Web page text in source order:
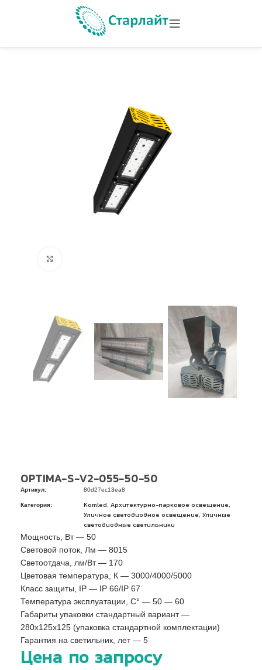
OPTIMA-S-V2-055-50-50
Артикул: 80d27ec13ea8
Категория: Komled Архитектурно-парковое освещение
Уличное светодиодное освещение
Уличные
светодиодные светильники
Мощность, Вт — 50
Световой поток, Лм — 8015
Светоотдача, лм/Вт — 170
Цветовая температура, К — 3000/4000/5000
Класс защиты, IP — IP 66/IP 67
Температура эксплуатации, С° — 50 — 60
Габариты упаковки стандартный вариант —
280х125х125 (упаковка стандартной комплектации)
Гарантия на светильник, лет — 5
Цена по запросу